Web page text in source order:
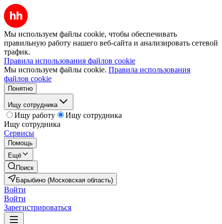
Мы используем файлы cookie, чтобы обеспечивать
правильную работу нашего веб-сайта и анализировать сетевой
трафик.
Правила использования файлов cookie
Мы используем файлы cookie. Правила использования
файлов cookie
Понятно
Ищу сотрудника
Ищу работу
Ищу сотрудника
Ищу сотрудника
Сервисы
Помощь
Ещё
Поиск
Барыбино (Московская область)
Войти
Войти
Зарегистрироваться